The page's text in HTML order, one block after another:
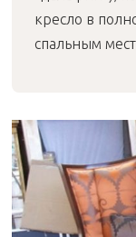
кресло в
спальным